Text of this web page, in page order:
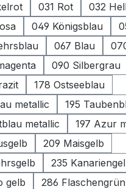
031 Rot
032
049 Königsblau
067 Blau
090 Silbergrau
178 Ostseeblau
metallic
195
metallic
197 Azur
209 Maisgelb
235
gelb
286 Flaschengrün